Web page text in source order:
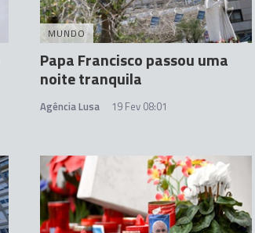
MUNDO
Papa Francisco passou uma
noite tranquila
Agência Lusa 19 Fev 08:01